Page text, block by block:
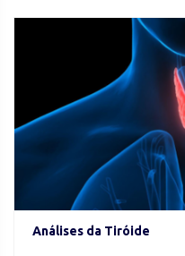
Análises da Tiróide